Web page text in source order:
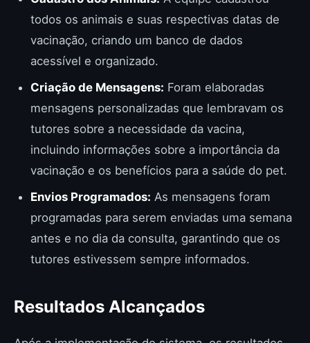
todos os animais e suas respectivas datas de
vacinação, criando um banco de dados
acessível e organizado.
Criação de Mensagens: Foram elaboradas
mensagens personalizadas que lembravam os
tutores sobre a necessidade da vacina,
incluindo informações sobre a importância da
vacinação e os benefícios para a saúde do pet.
Envios Programados: As mensagens foram
programadas para serem enviadas uma semana
antes e no dia da consulta, garantindo que os
tutores estivessem sempre informados.
Resultados Alcançados